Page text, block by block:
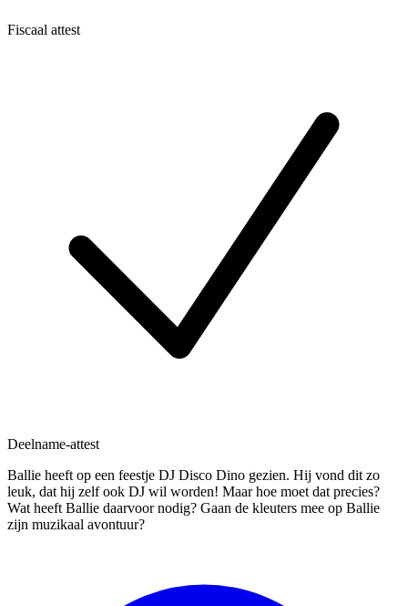
Fiscaal attest
Deelname-attest
Ballie heeft op een feestje DJ Disco Dino gezien. Hij vond dit zo
leuk, dat hij zelf ook DJ wil worden! Maar hoe moet dat precies?
Wat heeft Ballie daarvoor nodig? Gaan de kleuters mee op Ballie
zijn muzikaal avontuur?